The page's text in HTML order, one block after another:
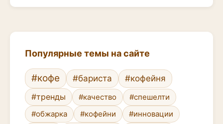
Популярные темы на сайте
#кофе #бариста
#кофейня
#тренды
#качество
#спешелти
#обжарка
#кофейни
#инновации